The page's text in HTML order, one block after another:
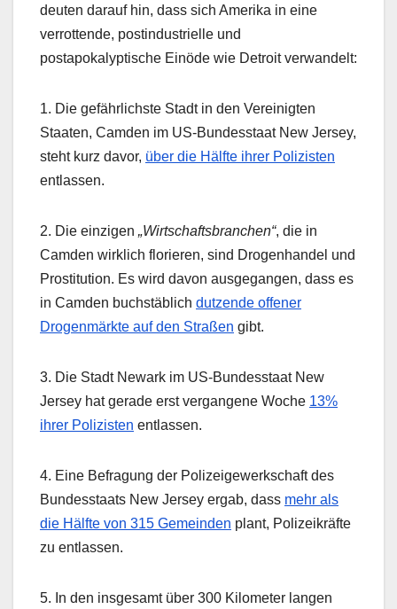
deuten darauf hin, dass sich Amerika in eine
verrottende, postindustrielle und
postapokalyptische Einöde wie Detroit verwandelt:
1. Die gefährlichste Stadt in den Vereinigten
Staaten, Camden im US-Bundesstaat New Jersey,
steht kurz davor, über die Hälfte ihrer Polizisten
entlassen.
2. Die einzigen „Wirtschaftsbranchen“, die in
Camden wirklich florieren, sind Drogenhandel und
Prostitution. Es wird davon ausgegangen, dass es
in Camden buchstäblich dutzende offener
Drogenmärkte auf den Straßen gibt.
3. Die Stadt Newark im US-Bundesstaat New
Jersey hat gerade erst vergangene Woche 13%
ihrer Polizisten entlassen.
4. Eine Befragung der Polizeigewerkschaft des
Bundesstaats New Jersey ergab, dass mehr als
die Hälfte von 315 Gemeinden plant, Polizeikräfte
zu entlassen.
5. In den insgesamt über 300 Kilometer langen